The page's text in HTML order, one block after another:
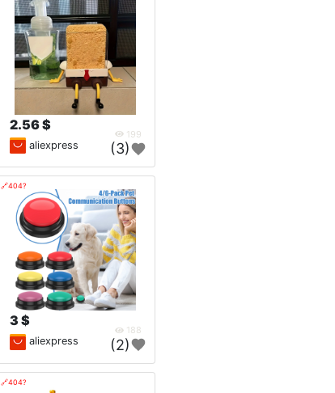
2.56 $
199
aliexpress (3)
🔗404?
3 $
188
aliexpress (2)
🔗404?